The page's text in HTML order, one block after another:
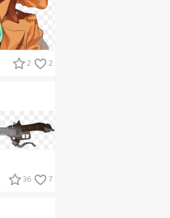
2 2
36 7